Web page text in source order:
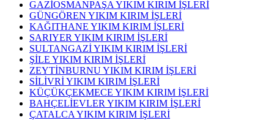
GAZİOSMANPAŞA YIKIM KIRIM İŞLERİ
GÜNGÖREN YIKIM KIRIM İŞLERİ
KAĞITHANE YIKIM KIRIM İŞLERİ
SARIYER YIKIM KIRIM İŞLERİ
SULTANGAZİ YIKIM KIRIM İŞLERİ
ŞİLE YIKIM KIRIM İŞLERİ
ZEYTİNBURNU YIKIM KIRIM İŞLERİ
SİLİVRİ YIKIM KIRIM İŞLERİ
KÜÇÜKÇEKMECE YIKIM KIRIM İŞLERİ
BAHÇELİEVLER YIKIM KIRIM İŞLERİ
ÇATALCA YIKIM KIRIM İŞLERİ